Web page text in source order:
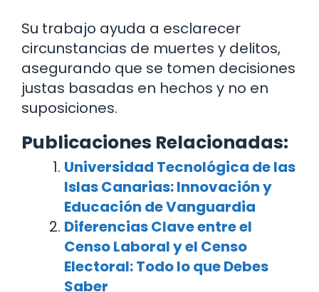
Su trabajo ayuda a esclarecer
circunstancias de muertes y delitos,
asegurando que se tomen decisiones
justas basadas en hechos y no en
suposiciones.
Publicaciones Relacionadas:
Universidad Tecnológica de las
Islas Canarias: Innovación y
Educación de Vanguardia
Diferencias Clave entre el
Censo Laboral y el Censo
Electoral: Todo lo que Debes
Saber